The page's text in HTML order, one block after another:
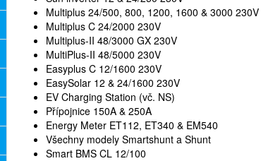
Multiplus 24/500, 800, 1200, 1600 & 3000 230V
Multiplus C 24/2000 230V
Multiplus-II 48/3000 GX 230V
MultiPlus-II 48/5000 230V
Easyplus C 12/1600 230V
EasySolar 12 & 24/1600 230V
EV Charging Station (vč. NS)
Přípojnice 150A & 250A
Energy Meter ET112, ET340 & EM540
Všechny modely Smartshunt a Shunt
Smart BMS CL 12/100